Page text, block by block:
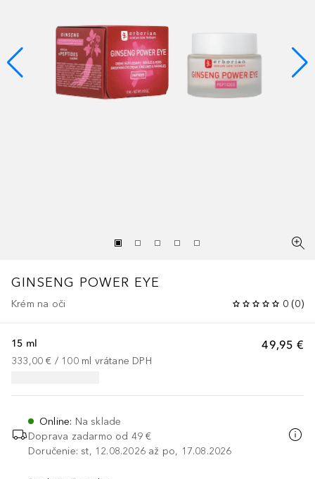
GINSENG POWER EYE
Krém na oči 0 (0)
49,95 €
15 ml
333,00 € / 100 ml vrátane DPH
Online: Na sklade
Doprava zadarmo od 49 €
Doručenie: st, 12.08.2026 až po, 17.08.2026